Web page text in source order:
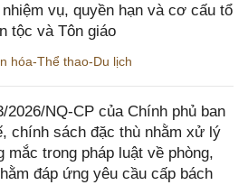
vụ, quyền hạn và cơ cấu tổ
tộc và Tôn giáo
hóa-Thể thao-Du lịch
2026/NQ-CP của Chính phủ ban
chính sách đặc thù nhằm xử lý
mắc trong pháp luật về phòng,
đáp ứng yêu cầu cấp bách